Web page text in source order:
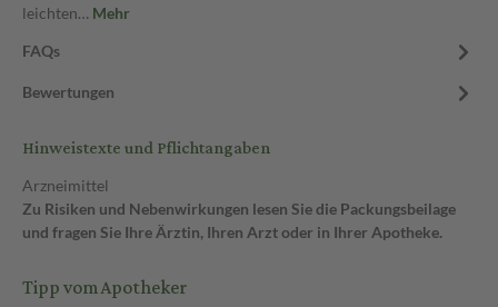
leichten… Mehr
FAQs
Bewertungen
Hinweistexte und Pflichtangaben
Arzneimittel
Zu Risiken und Nebenwirkungen lesen Sie die Packungsbeilage
und fragen Sie Ihre Ärztin, Ihren Arzt oder in Ihrer Apotheke.
Tipp vom Apotheker